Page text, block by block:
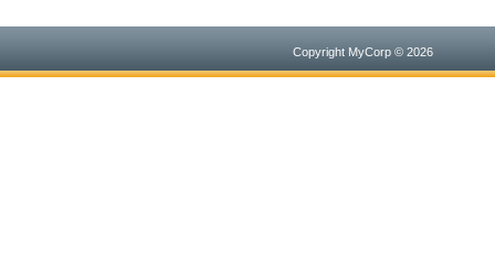
Copyright MyCorp © 2026